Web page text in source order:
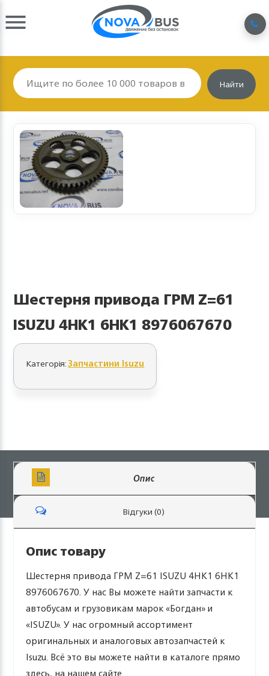
Найти
Шестерня привода ГРМ Z=61
ISUZU 4HK1 6HK1 8976067670
Категорія:Запчастини Isuzu
Опис
Відгуки (0)
Опис товару
Шестерня привода ГРМ Z=61 ISUZU 4HK1 6HK1
8976067670. У нас Вы можете найти запчасти к
автобусам и грузовикам марок «Богдан» и
«ISUZU». У нас огромный ассортимент
оригинальных и аналоговых автозапчастей к
Isuzu. Всё это вы можете найти в каталоге прямо